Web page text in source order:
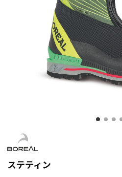
ステティン